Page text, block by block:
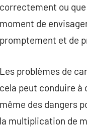
correctement ou
moment de
promptement et de
Les problèmes de
cela peut conduire à
même des dangers
la multiplication de